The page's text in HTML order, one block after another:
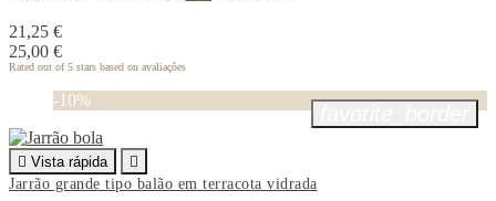
21,25 €
25,00 €
Rated out of 5 stars based on avaliações
-10%
 Vista rápida

Jarrão grande tipo balão em terracota vidrada